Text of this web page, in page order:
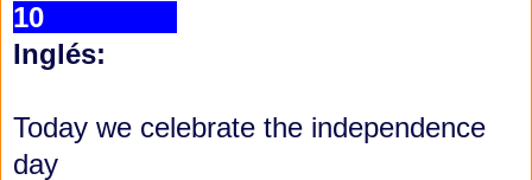
10
Inglés:
Today we celebrate the independence
day